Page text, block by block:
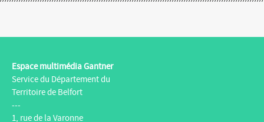
Espace multimédia Gantner
Service du Département du
Territoire de Belfort
---
1, rue de la Varonne